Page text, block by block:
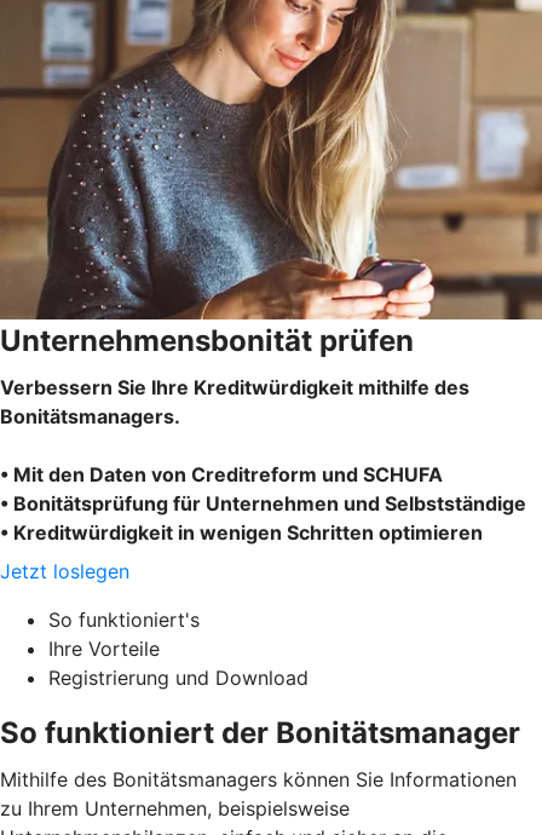
Unternehmensbonität prüfen
Verbessern Sie Ihre Kreditwürdigkeit mithilfe des
Bonitätsmanagers.
• Mit den Daten von Creditreform und SCHUFA
• Bonitätsprüfung für Unternehmen und Selbstständige
• Kreditwürdigkeit in wenigen Schritten optimieren
Jetzt loslegen
So funktioniert's
Ihre Vorteile
Registrierung und Download
So funktioniert der Bonitätsmanager
Mithilfe des Bonitätsmanagers können Sie Informationen
zu Ihrem Unternehmen, beispielsweise